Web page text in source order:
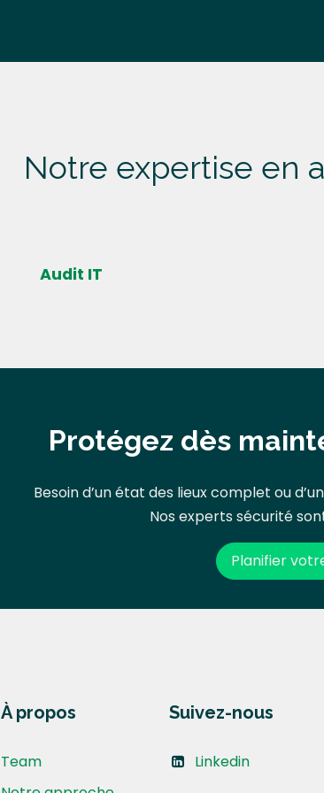
Notre expertise en
Audit IT
Protégez dès
Besoin d’un état des lieux complet ou
Nos experts sécurité
Planifier
À propos
Team
Suivez-nous
Linkedin